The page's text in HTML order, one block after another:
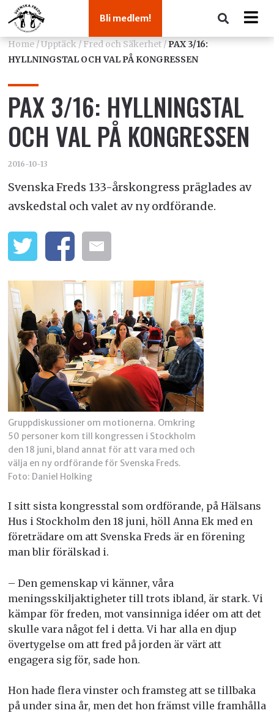
Bli medlem!
Home/Upptäck/Fred och Säkerhet/ PAX 3/16:
HYLLNINGSTAL OCH VAL PÅ KONGRESSEN
PAX 3/16: HYLLNINGSTAL
OCH VAL PÅ KONGRESSEN
2016-10-13
Svenska Freds 133-årskongress präglades av
avskedstal och valet av ny ordförande.
Gruppdiskussioner om motionerna. Omkring
50 personer kom till kongressen i Stockholm
den 18 juni, bland annat för att vara med och
välja en ny ordförande för Svenska Freds.
Foto: Daniel Holking
I sitt sista kongresstal som ordförande, på Hälsans
Hus i Stockholm den 18 juni, höll Anna Ek med en
företrädare om att Svenska Freds är en förening
man blir förälskad i.
– Den gemenskap vi känner, våra
meningsskiljaktigheter till trots ibland, är stark. Vi
kämpar för freden, mot vansinniga idéer om att det
skulle vara något fel i detta. Vi har alla en djup
övertygelse om att fred på jorden är värt att
engagera sig för, sade hon.
Hon hade flera vinster och framsteg att se tillbaka
på under sina år, men det hon främst ville framhålla